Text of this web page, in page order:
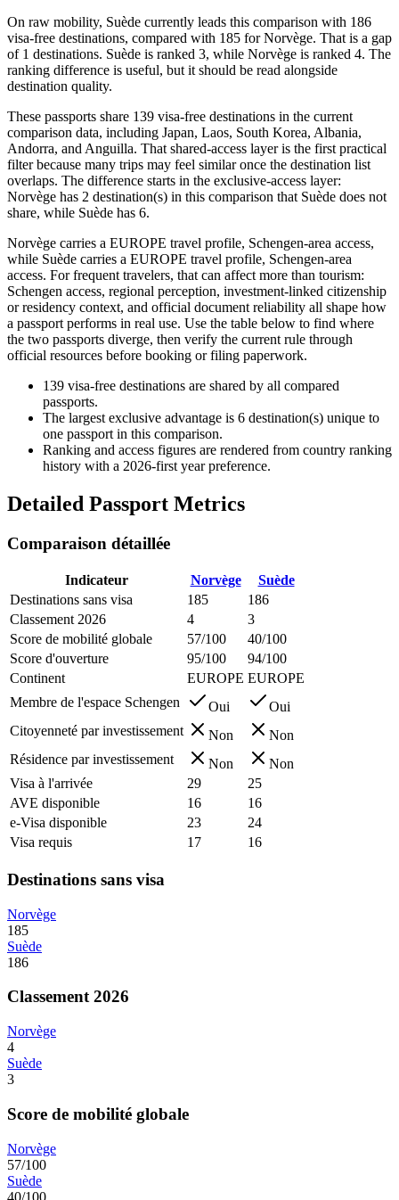
On raw mobility, Suède currently leads this comparison with 186
visa-free destinations, compared with 185 for Norvège. That is a gap
of 1 destinations. Suède is ranked 3, while Norvège is ranked 4. The
ranking difference is useful, but it should be read alongside
destination quality.
These passports share 139 visa-free destinations in the current
comparison data, including Japan, Laos, South Korea, Albania,
Andorra, and Anguilla. That shared-access layer is the first practical
filter because many trips may feel similar once the destination list
overlaps. The difference starts in the exclusive-access layer:
Norvège has 2 destination(s) in this comparison that Suède does not
share, while Suède has 6.
Norvège carries a EUROPE travel profile, Schengen-area access,
while Suède carries a EUROPE travel profile, Schengen-area
access. For frequent travelers, that can affect more than tourism:
Schengen access, regional perception, investment-linked citizenship
or residency context, and official document reliability all shape how
a passport performs in real use. Use the table below to find where
the two passports diverge, then verify the current rule through
official resources before booking or filing paperwork.
139 visa-free destinations are shared by all compared
passports.
The largest exclusive advantage is 6 destination(s) unique to
one passport in this comparison.
Ranking and access figures are rendered from country ranking
history with a 2026-first year preference.
Detailed Passport Metrics
Comparaison détaillée
Indicateur Norvège
Suède
Destinations sans visa
185
186
Classement 2026
4
3
Score de mobilité globale
57/100
40/100
Score d'ouverture
95/100
94/100
Continent
EUROPE EUROPE
Membre de l'espace Schengen
Oui
Oui
Citoyenneté par investissement
Non
Non
Résidence par investissement
Non
Non
Visa à l'arrivée
29
25
AVE disponible
16
16
e-Visa disponible
23
24
Visa requis
17 16
Destinations sans visa
Norvège
185
Suède
186
Classement 2026
Norvège
4
Suède
3
Score de mobilité globale
Norvège
57/100
Suède
40/100